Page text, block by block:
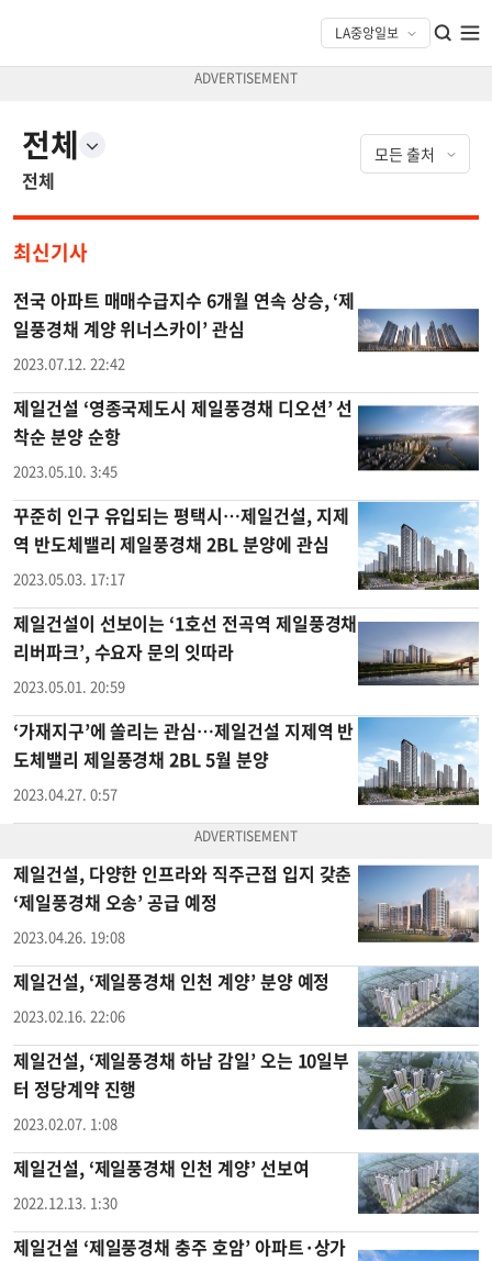
전체
전체
최신기사
전국 아파트 매매수급지수 6개월 연속 상승, ‘제
일풍경채 계양 위너스카이’ 관심
2023.07.12. 22:42
제일건설 ‘영종국제도시 제일풍경채 디오션’ 선
착순 분양 순항
2023.05.10. 3:45
꾸준히 인구 유입되는 평택시…제일건설, 지제
역 반도체밸리 제일풍경채 2BL 분양에 관심
2023.05.03. 17:17
제일건설이 선보이는 ‘1호선 전곡역 제일풍경채
리버파크’, 수요자 문의 잇따라
2023.05.01. 20:59
‘가재지구’에 쏠리는 관심…제일건설 지제역 반
도체밸리 제일풍경채 2BL 5월 분양
2023.04.27. 0:57
제일건설, 다양한 인프라와 직주근접 입지 갖춘
‘제일풍경채 오송’ 공급 예정
2023.04.26. 19:08
제일건설, ‘제일풍경채 인천 계양’ 분양 예정
2023.02.16. 22:06
제일건설, ‘제일풍경채 하남 감일’ 오는 10일부
터 정당계약 진행
2023.02.07. 1:08
제일건설, ‘제일풍경채 인천 계양’ 선보여
2022.12.13. 1:30
제일건설 ‘제일풍경채 충주 호암’ 아파트·상가